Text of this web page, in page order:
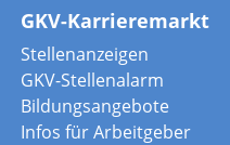
GKV-Karrieremarkt
Stellenanzeigen
GKV-Stellenalarm
Bildungsangebote
Infos für Arbeitgeber